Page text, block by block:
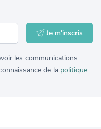
Je m'inscris
les communications
de la politique